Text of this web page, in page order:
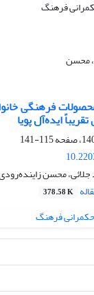
محسن
فرهنگی
ایده‌آل پویا
115-141
محسن
378.58 K